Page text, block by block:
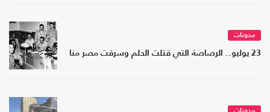
مدونات
23 يوليو.. الرصاصة التي قتلت الحلم وسرقت مصر منا